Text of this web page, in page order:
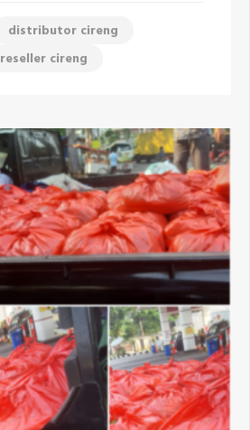
distributor cireng
reseller cireng